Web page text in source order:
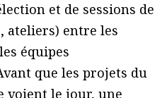
et de sessions de
ateliers) entre les
équipes
que les projets du
voient le jour, une